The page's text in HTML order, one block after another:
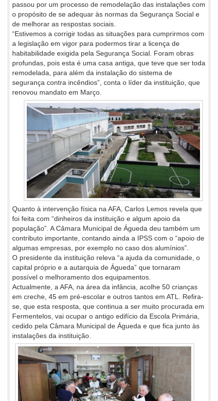
passou por um processo de remodelação das instalações com
o propósito de se adequar às normas da Segurança Social e
de melhorar as respostas sociais.
“Estivemos a corrigir todas as situações para cumprirmos com
a legislação em vigor para podermos tirar a licença de
habitabilidade exigida pela Segurança Social. Foram obras
profundas, pois esta é uma casa antiga, que teve que ser toda
remodelada, para além da instalação do sistema de
segurança contra incêndios”, conta o líder da instituição, que
renovou mandato em Março.
Quanto à intervenção física na AFA, Carlos Lemos revela que
foi feita com “dinheiros da instituição e algum apoio da
população”. A Câmara Municipal de Águeda deu também um
contributo importante, contando ainda a IPSS com o “apoio de
algumas empresas, por exemplo no caso dos alumínios”.
O presidente da instituição releva “a ajuda da comunidade, o
capital próprio e a autarquia de Águeda” que tornaram
possível o melhoramento dos equipamentos.
Actualmente, a AFA, na área da infância, acolhe 50 crianças
em creche, 45 em pré-escolar e outros tantos em ATL. Refira-
se, que esta resposta, que continua a ser muito procurada em
Fermentelos, vai ocupar o antigo edifício da Escola Primária,
cedido pela Câmara Municipal de Águeda e que fica junto às
instalações da instituição.